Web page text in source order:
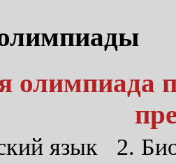
олимпиада
язык 2.